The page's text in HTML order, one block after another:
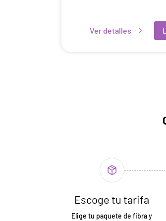
Ver detalles
Escoge tu tarifa
Elige tu paquete de fibra y